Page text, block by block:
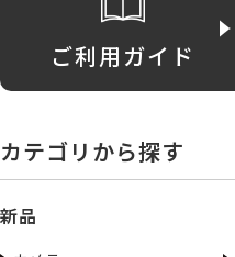
ご利用ガイド
カテゴリから探す
新品